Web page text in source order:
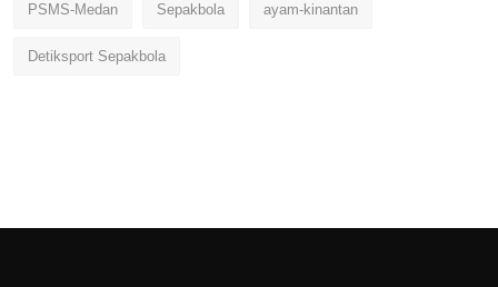
PSMS-Medan Sepakbola ayam-kinantan
Detiksport Sepakbola